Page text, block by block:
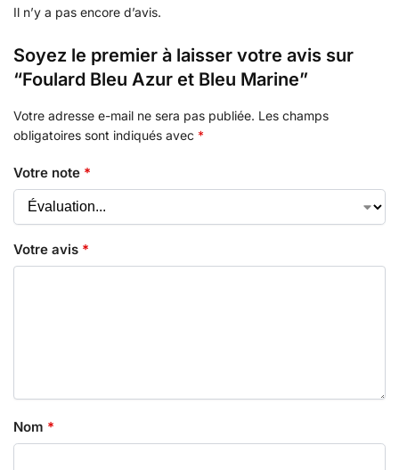
Il n’y a pas encore d’avis.
Soyez le premier à laisser votre avis sur
“Foulard Bleu Azur et Bleu Marine”
Votre adresse e-mail ne sera pas publiée. Les champs
obligatoires sont indiqués avec *
Votre note *
Votre avis *
Nom *